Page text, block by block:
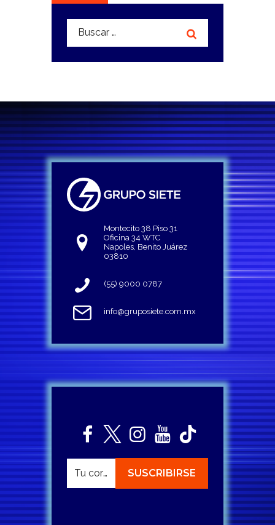
Buscar:
Montecito 38 Piso 31
Oficina 34 WTC
Napoles, Benito Juárez
03810
(55) 9000 0787
info@gruposiete.com.mx